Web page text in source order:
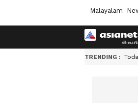
Malayalam
TRENDING :